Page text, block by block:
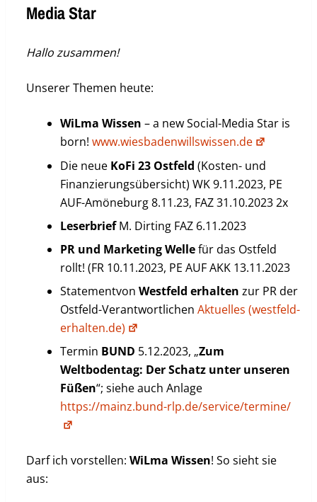
Media Star
Hallo zusammen!
Unserer Themen heute:
WiLma Wissen – a new Social-Media Star is
born! www.wiesbadenwillswissen.de
Die neue KoFi 23 Ostfeld (Kosten- und
Finanzierungsübersicht) WK 9.11.2023, PE
AUF-Amöneburg 8.11.23, FAZ 31.10.2023 2x
LeserbriefM. Dirting FAZ 6.11.2023
PR und Marketing Wellefür das Ostfeld
rollt! (FR 10.11.2023, PE AUF AKK 13.11.2023
Statementvon Westfeld erhalten zur PR der
Ostfeld-Verantwortlichen Aktuelles (westfeld-
erhalten.de)
Termin BUND 5.12.2023, „Zum
Weltbodentag: Der Schatz unter unseren
Füßen“; siehe auch Anlage
https://mainz.bund-rlp.de/service/termine/
Darf ich vorstellen: WiLma Wissen! So sieht sie
aus: